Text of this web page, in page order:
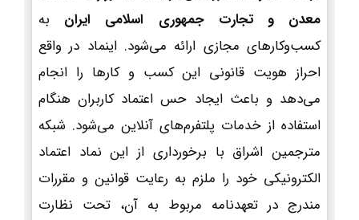
معدن و تجارت جمهوری اسلامی ایران به
کسب‌وکارهای مجازی ارائه می‌شود. اینماد در واقع
احراز هویت قانونی این کسب و کارها را انجام
می‌دهد و باعث ایجاد حس اعتماد کاربران هنگام
استفاده از خدمات پلتفرم‌های آنلاین می‌شود. شبکه
مترجمین اشراق با برخورداری از این نماد اعتماد
الکترونیکی خود را ملزم به رعایت قوانین و مقررات
مندرج در تعهدنامه مربوط به آن، تحت نظارت